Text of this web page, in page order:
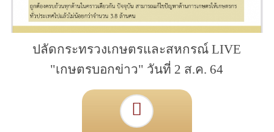
ปลัดกระทรวงเกษตรและสหกรณ์ LIVE
"เกษตรบอกข่าว" วันที่ 2 ส.ค. 64